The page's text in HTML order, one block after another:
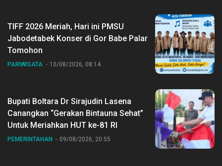
TIFF 2026 Meriah, Hari ini PMSU
Jabodetabek Konser di Gor Babe Palar
Tomohon
PARIWISATA 10/08/2026, 08:14
Bupati Boltara Dr Sirajudin Lasena
Canangkan “Gerakan Bintauna Sehat”
Untuk Meriahkan HUT ke-81 RI
PEMERINTAHAN 09/08/2026, 20:55